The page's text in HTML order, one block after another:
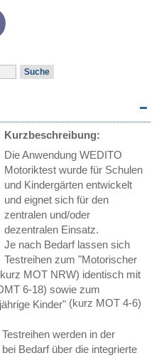
Kurzbeschreibung:
Die Anwendung WEDITO
Motoriktest wurde für Schulen
und Kindergärten entwickelt
und eignet sich für den
zentralen und/oder
dezentralen Einsatz.
Je nach Bedarf lassen sich
Testreihen zum "Motorischer
MOT NRW) identisch mit
6-18) sowie zum
Kinder" (kurz MOT 4-6)
werden in der
Bedarf über die integrierte